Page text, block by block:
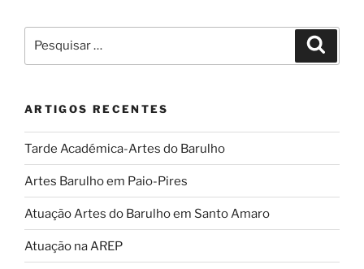
por:
ARTIGOS RECENTES
Tarde Académica-Artes do Barulho
Artes Barulho em Paio-Pires
Atuação Artes do Barulho em Santo Amaro
Atuação na AREP